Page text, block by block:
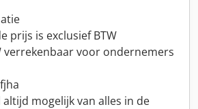
prijs is exclusief BTW
verrekenbaar voor ondernemers
mogelijk van alles in de